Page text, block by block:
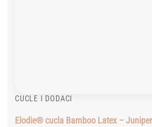
CUCLE I DODACI
Elodie® cucla Bamboo Latex –